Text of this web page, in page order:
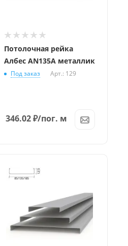
Потолочная рейка
Албес AN135A металлик
Под заказ Арт.: 129
346.02₽/пог. м